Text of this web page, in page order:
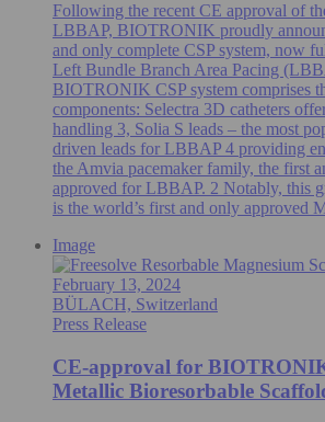
Following the recent CE approval of
LBBAP, BIOTRONIK proudly
and only complete CSP system, now
Left Bundle Branch Area Pacing
BIOTRONIK CSP system comprises
components: Selectra 3D catheters
handling 3, Solia S leads – the most
driven leads for LBBAP 4 providing
the Amvia pacemaker family, the first
approved for LBBAP. 2 Notably, this
is the world’s first and only approved
Image
February 13, 2024
BÜLACH, Switzerland
Press Release
CE-approval for
Metallic Bioresorbable